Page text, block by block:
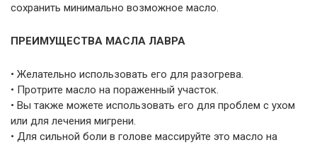
сохранить минимально возможное масло.
ПРЕИМУЩЕСТВА МАСЛА ЛАВРА
• Желательно использовать его для разогрева.
• Протрите масло на пораженный участок.
• Вы также можете использовать его для проблем с ухом
или для лечения мигрени.
• Для сильной боли в голове массируйте это масло на